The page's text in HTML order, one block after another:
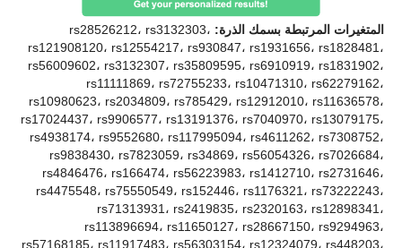
المتغيرات المرتبطة بسمك الذرة: rs28526212، rs3132303،
rs121908120، rs12554217، rs930847، rs1931656، rs1828481،
rs56009602، rs3132307، rs35809595، rs6910919، rs1831902،
rs11111869، rs72755233، rs10471310، rs62279162،
rs10980623، rs2034809، rs785429، rs12912010، rs11636578،
rs17024437، rs9906577، rs13191376، rs7040970، rs13079175،
rs4938174، rs9552680، rs117995094، rs4611262، rs7308752،
rs9838430، rs7823059، rs34869، rs56054326، rs7026684،
rs4846476، rs166474، rs56223983، rs1412710، rs2731646،
rs4475548، rs75550549، rs152446، rs1176321، rs73222243،
rs71313931، rs2419835، rs2320163، rs12898341،
rs113896694، rs11650127، rs28667150، rs9294963،
rs57168185، rs11917483، rs56303154، rs12324079، rs448203،